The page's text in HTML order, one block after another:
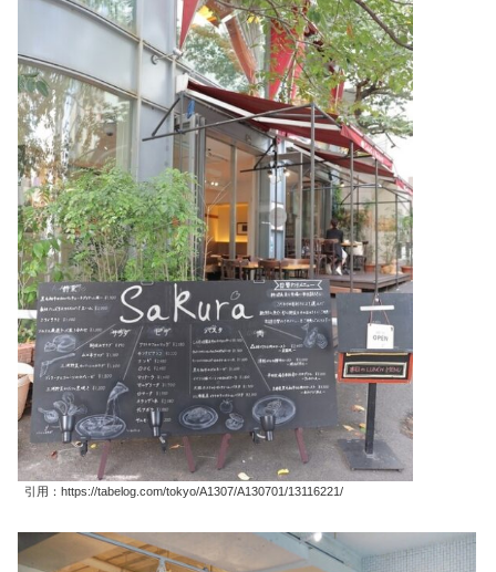
引用：https://tabelog.com/tokyo/A1307/A130701/13116221/